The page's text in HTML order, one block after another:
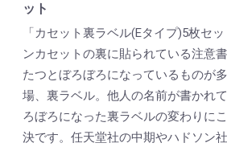
ット
「カセット裏ラベル(Eタイプ)5枚セ
ンカセットの裏に貼られている注意
たつとぼろぼろになっているものが
場、裏ラベル。他人の名前が書かれ
ろぼろになった裏ラベルの変わりに
決です。任天堂社の中期やハドソン